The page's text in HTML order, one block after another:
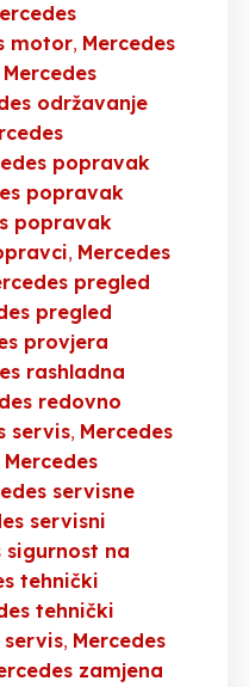
motor Mercedes
Mercedes
održavanje
popravak
popravak
popravak
Mercedes
pregled
pregled
provjera
rashladna
redovno
servis Mercedes
Mercedes
servisne
servisni
sigurnost na
tehnički
tehnički
servis Mercedes
zamjena